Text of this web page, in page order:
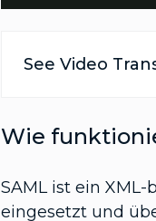
See Video
Wie
SAML ist ein
eingesetzt und